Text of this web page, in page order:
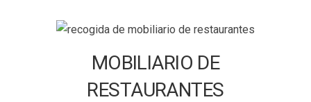
MOBILIARIO DE
RESTAURANTES